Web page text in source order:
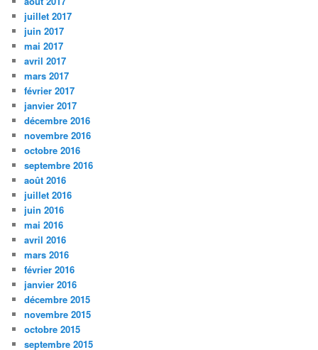
juillet 2017
juin 2017
mai 2017
avril 2017
mars 2017
février 2017
janvier 2017
décembre 2016
novembre 2016
octobre 2016
septembre 2016
août 2016
juillet 2016
juin 2016
mai 2016
avril 2016
mars 2016
février 2016
janvier 2016
décembre 2015
novembre 2015
octobre 2015
septembre 2015